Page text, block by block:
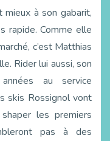
mieux à son gabarit,
rapide. Comme elle
c’est Matthias
Rider lui aussi, son
au service
skis Rossignol vont
les premiers
pas à des